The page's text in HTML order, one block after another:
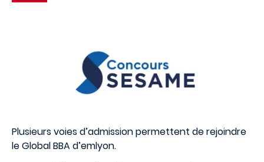
Plusieurs voies d’admission permettent de rejoindre
le Global BBA d’emlyon.